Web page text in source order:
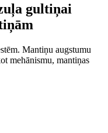
gultiņai
Mantiņu augstumu
mehānismu, mantiņas